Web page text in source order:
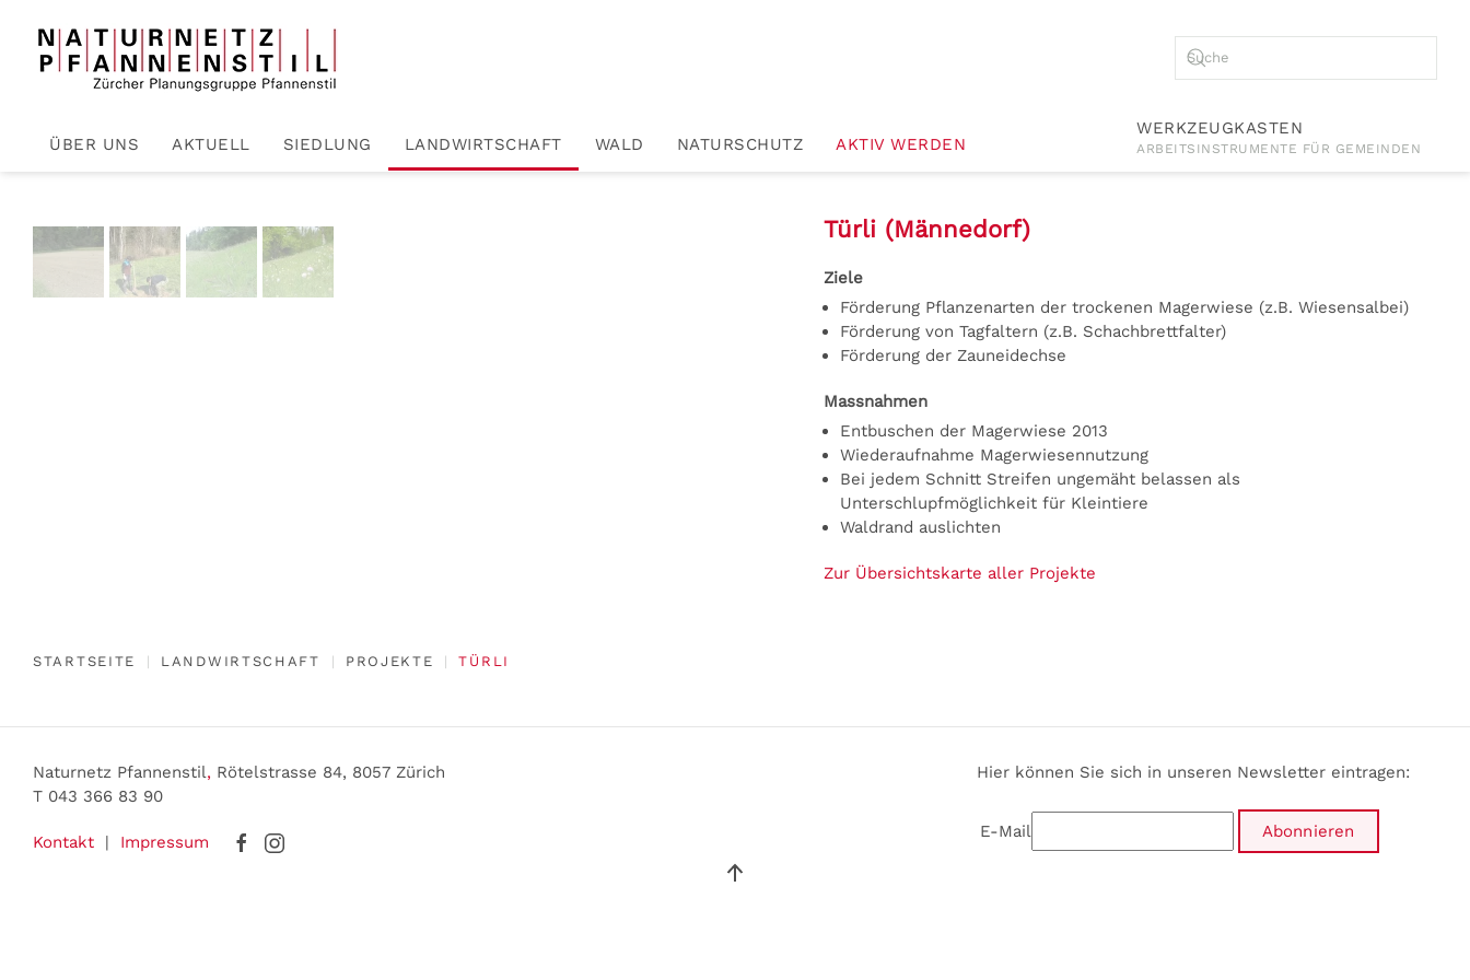
Zum Hauptinhalt springen
ÜBER UNS AKTUELL SIEDLUNG LANDWIRTSCHAFT WALD NATURSCHUTZ AKTIV WERDEN
WERKZEUGKASTEN
ARBEITSINSTRUMENTE FÜR GEMEINDEN
Türli (Männedorf)
Ziele
Förderung Pflanzenarten der trockenen Magerwiese (z.B. Wiesensalbei)
Förderung von Tagfaltern (z.B. Schachbrettfalter)
Förderung der Zauneidechse
Massnahmen
Entbuschen der Magerwiese 2013
Wiederaufnahme Magerwiesennutzung
Bei jedem Schnitt Streifen ungemäht belassen als
Unterschlupfmöglichkeit für Kleintiere
Waldrand auslichten
Zur Übersichtskarte aller Projekte
STARTSEITE LANDWIRTSCHAFT PROJEKTE TÜRLI
Naturnetz Pfannenstil, Rötelstrasse 84, 8057 Zürich
T 043 366 83 90
Kontakt | Impressum
Hier können Sie sich in unseren Newsletter eintragen:
E-Mail Abonnieren